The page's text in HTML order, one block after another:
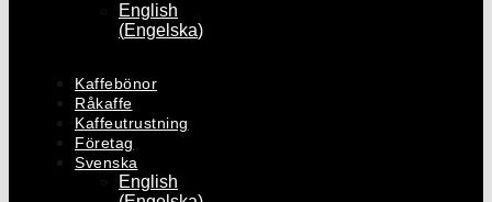
English
(Engelska)
Kaffebönor
Råkaffe
Kaffeutrustning
Företag
Svenska
English